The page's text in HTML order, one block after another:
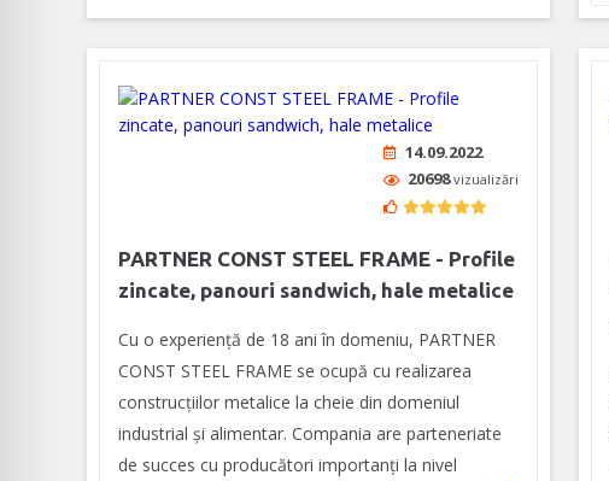
14.09.2022
20698vizualizări
PARTNER CONST STEEL FRAME - Profile
zincate, panouri sandwich, hale metalice
Cu o experiență de 18 ani în domeniu, PARTNER
CONST STEEL FRAME se ocupă cu realizarea
construcțiilor metalice la cheie din domeniul
industrial și alimentar. Compania are parteneriate
de succes cu producători importanți la nivel